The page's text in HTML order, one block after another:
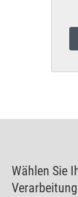
Wählen Sie
Verarbeitung